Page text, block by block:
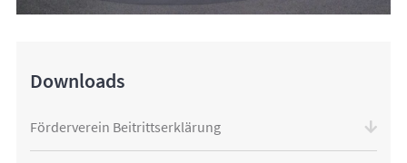
Downloads
Förderverein Beitrittserklärung